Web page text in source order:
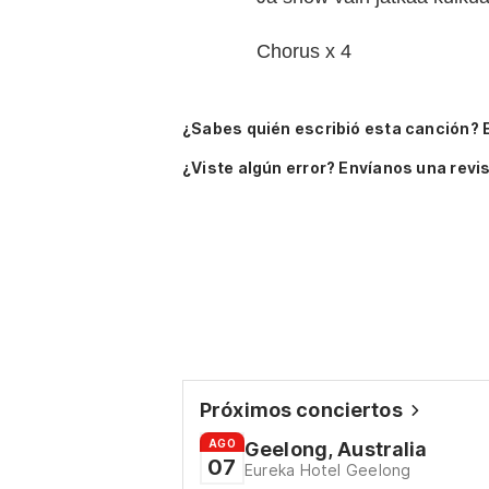
Chorus x 4
¿Sabes quién escribió esta canción?
¿Viste algún error? Envíanos una
Próximos conciertos
AGO
07
Geelong, Australia
Eureka Hotel Geelong